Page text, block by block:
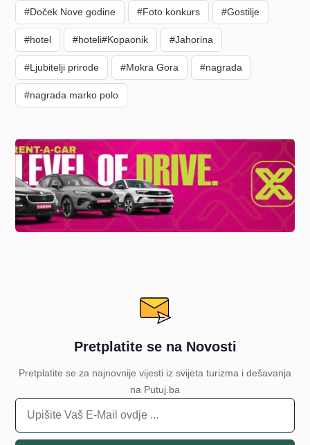
#Doček Nove godine #Foto konkurs #Gostilje
#hotel #hoteli#Kopaonik #Jahorina
#Ljubitelji prirode #Mokra Gora #nagrada
#nagrada marko polo
Pretplatite se na Novosti
Pretplatite se za najnovnije vijesti iz svijeta turizma i dešavanja
na Putuj.ba